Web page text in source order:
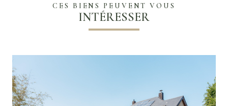
CES BIENS PEUVENT VOUS
INTÉRESSER